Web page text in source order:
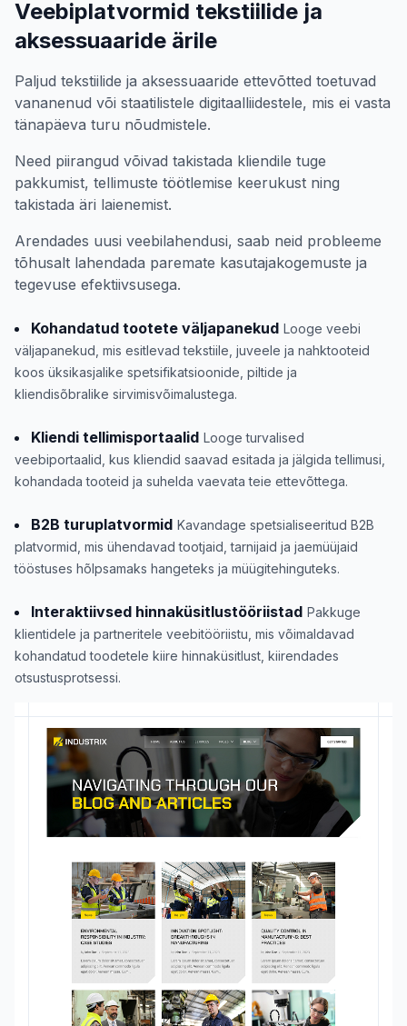
Veebiplatvormid tekstiilide ja
aksessuaaride ärile
Paljud tekstiilide ja aksessuaaride ettevõtted toetuvad
vananenud või staatilistele digitaalliidestele, mis ei vasta
tänapäeva turu nõudmistele.
Need piirangud võivad takistada kliendile tuge
pakkumist, tellimuste töötlemise keerukust ning
takistada äri laienemist.
Arendades uusi veebilahendusi, saab neid probleeme
tõhusalt lahendada paremate kasutajakogemuste ja
tegevuse efektiivsusega.
Kohandatud tootete väljapanekud Looge veebi
väljapanekud, mis esitlevad tekstiile, juveele ja nahktooteid
koos üksikasjalike spetsifikatsioonide, piltide ja
kliendisõbralike sirvimisvõimalustega.
Kliendi tellimisportaalid Looge turvalised
veebiportaalid, kus kliendid saavad esitada ja jälgida tellimusi,
kohandada tooteid ja suhelda vaevata teie ettevõttega.
B2B turuplatvormid Kavandage spetsialiseeritud B2B
platvormid, mis ühendavad tootjaid, tarnijaid ja jaemüüjaid
tööstuses hõlpsamaks hangeteks ja müügitehinguteks.
Interaktiivsed hinnaküsitlustööriistad Pakkuge
klientidele ja partneritele veebitööriistu, mis võimaldavad
kohandatud toodetele kiire hinnaküsitlust, kiirendades
otsustusprotsessi.